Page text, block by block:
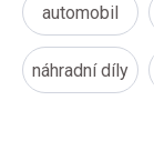
automobil
náhradní díly